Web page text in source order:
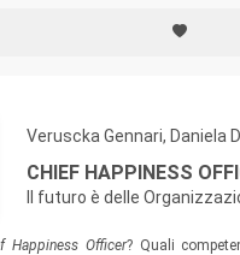
Veruscka Gennari, Daniela
CHIEF HAPPINESS
Il futuro è delle
Happiness Officer? Quali